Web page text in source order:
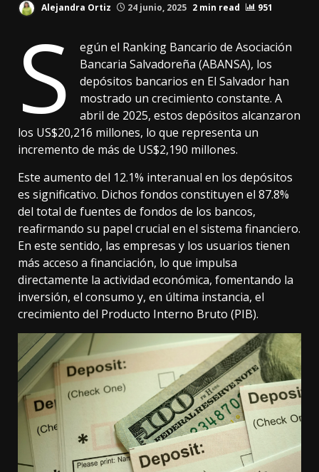
Alejandra Ortiz 24 junio, 2025 2 min read 951
S
egún el Ranking Bancario de Asociación
Bancaria Salvadoreña (ABANSA), los
depósitos bancarios en El Salvador han
mostrado un crecimiento constante. A
abril de 2025, estos depósitos alcanzaron
los US$20,216 millones, lo que representa un
incremento de más de US$2,190 millones.
Este aumento del 12.1% interanual en los depósitos
es significativo. Dichos fondos constituyen el 87.8%
del total de fuentes de fondos de los bancos,
reafirmando su papel crucial en el sistema financiero.
En este sentido, las empresas y los usuarios tienen
más acceso a financiación, lo que impulsa
directamente la actividad económica, fomentando la
inversión, el consumo y, en última instancia, el
crecimiento del Producto Interno Bruto (PIB).